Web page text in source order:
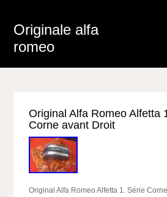
Originale alfa
romeo
Original Alfa Romeo Alfetta
Corne avant Droit
Original Alfa Romeo Alfetta 1. Série